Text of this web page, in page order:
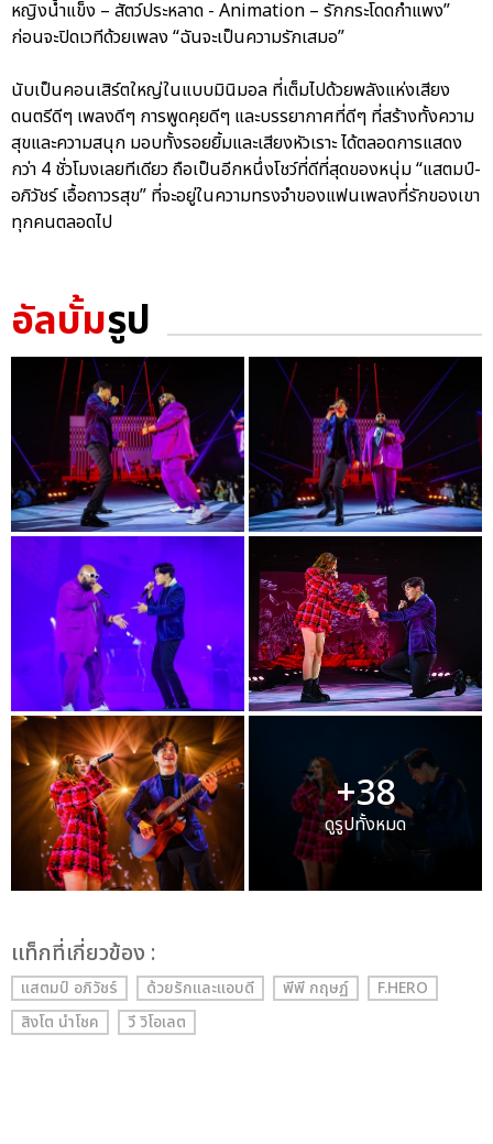
หญิงน้ำแข็ง – สัตว์ประหลาด - Animation – รักกระโดดกำแพง”
ก่อนจะปิดเวทีด้วยเพลง “ฉันจะเป็นความรักเสมอ”
นับเป็นคอนเสิร์ตใหญ่ในแบบมินิมอล ที่เต็มไปด้วยพลังแห่งเสียง
ดนตรีดีๆ เพลงดีๆ การพูดคุยดีๆ และบรรยากาศที่ดีๆ ที่สร้างทั้งความ
สุขและความสนุก มอบทั้งรอยยิ้มและเสียงหัวเราะ ได้ตลอดการแสดง
กว่า 4 ชั่วโมงเลยทีเดียว ถือเป็นอีกหนึ่งโชว์ที่ดีที่สุดของหนุ่ม “แสตมป์-
อภิวัชร์ เอื้อถาวรสุข” ที่จะอยู่ในความทรงจำของแฟนเพลงที่รักของเขา
ทุกคนตลอดไป
อัลบั้มรูป
+38
ดูรูปทั้งหมด
เเท็กที่เกี่ยวข้อง :
แสตมป์ อภิวัชร์ ด้วยรักและแอบดี พีพี กฤษฏ์
F.HERO
สิงโต นำโชค
วี วิโอเลต